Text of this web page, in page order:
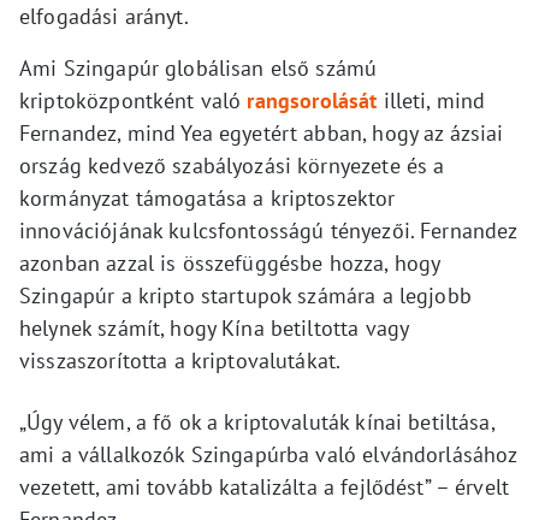
elfogadási arányt.
Ami Szingapúr globálisan első számú
kriptoközpontként való rangsorolását illeti, mind
Fernandez, mind Yea egyetért abban, hogy az ázsiai
ország kedvező szabályozási környezete és a
kormányzat támogatása a kriptoszektor
innovációjának kulcsfontosságú tényezői. Fernandez
azonban azzal is összefüggésbe hozza, hogy
Szingapúr a kripto startupok számára a legjobb
helynek számít, hogy Kína betiltotta vagy
visszaszorította a kriptovalutákat.
„Úgy vélem, a fő ok a kriptovaluták kínai betiltása,
ami a vállalkozók Szingapúrba való elvándorlásához
vezetett, ami tovább katalizálta a fejlődést” – érvelt